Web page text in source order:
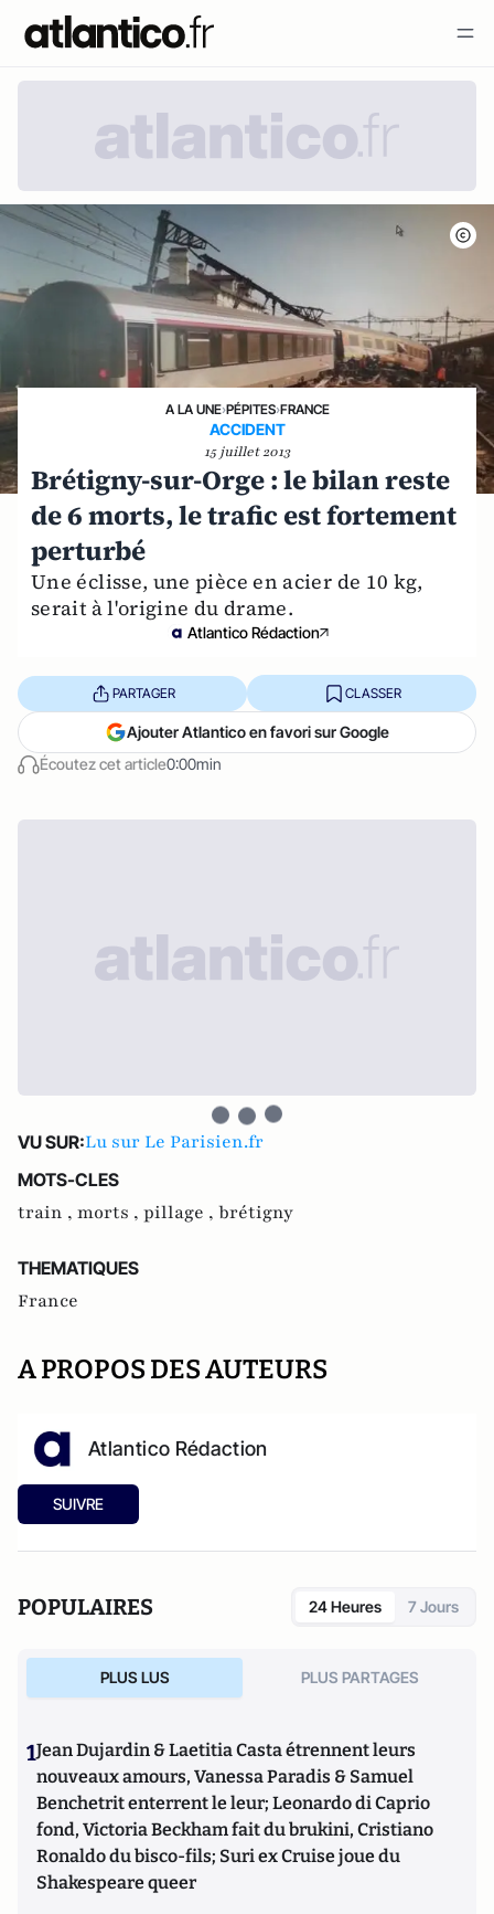
A LA UNE›PÉPITES›FRANCE
ACCIDENT
15 juillet 2013
Brétigny-sur-Orge : le bilan reste
de 6 morts, le trafic est fortement
perturbé
Une éclisse, une pièce en acier de 10 kg,
serait à l'origine du drame.
Atlantico Rédaction
Écoutez cet article0:00min
PARTAGER CLASSER
Ajouter Atlantico en favori sur Google
VU SUR:Lu sur Le Parisien.fr
MOTS-CLES
train , morts , pillage , brétigny
THEMATIQUES
France
A PROPOS DES AUTEURS
Atlantico Rédaction
SUIVRE
POPULAIRES 24 Heures 7 Jours
PLUS LUS PLUS PARTAGES
1Jean Dujardin & Laetitia Casta étrennent leurs
nouveaux amours, Vanessa Paradis & Samuel
Benchetrit enterrent le leur; Leonardo di Caprio
fond, Victoria Beckham fait du brukini, Cristiano
Ronaldo du bisco-fils; Suri ex Cruise joue du
Shakespeare queer